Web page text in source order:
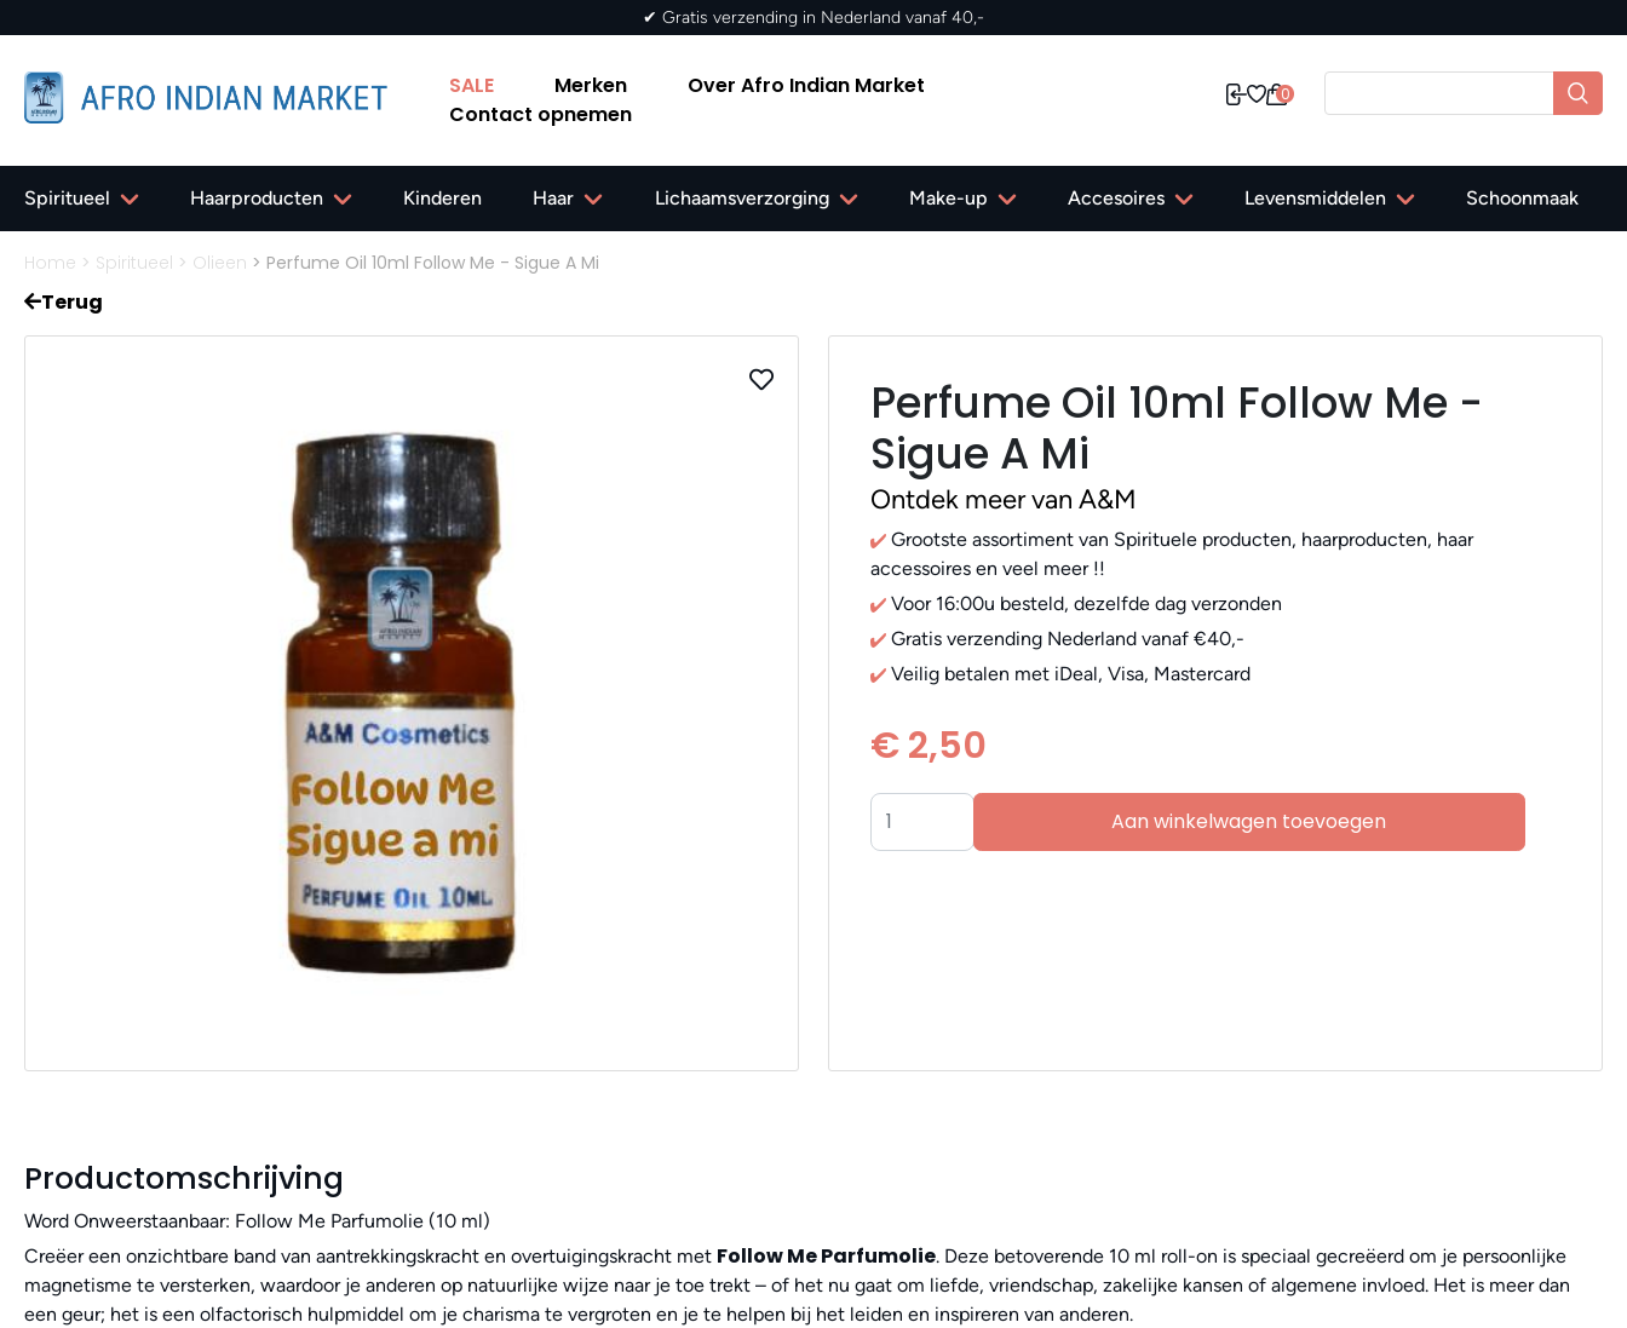
✔ Gratis verzending in Nederland vanaf 40,-
SALE Merken
Over Afro Indian Market
Contact opnemen
0
Spiritueel Haarproducten Kinderen Haar Lichaamsverzorging Make-up Accesoires Levensmiddelen Schoonmaak
Home > Spiritueel > Olieen > Perfume Oil 10ml Follow Me - Sigue A Mi
Terug
Perfume Oil 10ml Follow Me -
Sigue A Mi
Ontdek meer van A&M
Grootste assortiment van Spirituele producten, haarproducten, haar
accessoires en veel meer !!
Voor 16:00u besteld, dezelfde dag verzonden
Gratis verzending Nederland vanaf €40,-
Veilig betalen met iDeal, Visa, Mastercard
€ 2,50
Aan winkelwagen toevoegen
Productomschrijving
Word Onweerstaanbaar: Follow Me Parfumolie (10 ml)
Creëer een onzichtbare band van aantrekkingskracht en overtuigingskracht met Follow Me Parfumolie. Deze betoverende 10 ml roll-on is speciaal gecreëerd om je persoonlijke
magnetisme te versterken, waardoor je anderen op natuurlijke wijze naar je toe trekt – of het nu gaat om liefde, vriendschap, zakelijke kansen of algemene invloed. Het is meer dan
een geur; het is een olfactorisch hulpmiddel om je charisma te vergroten en je te helpen bij het leiden en inspireren van anderen.